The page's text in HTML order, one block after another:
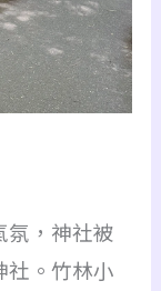
氛，神社被
社。竹林小